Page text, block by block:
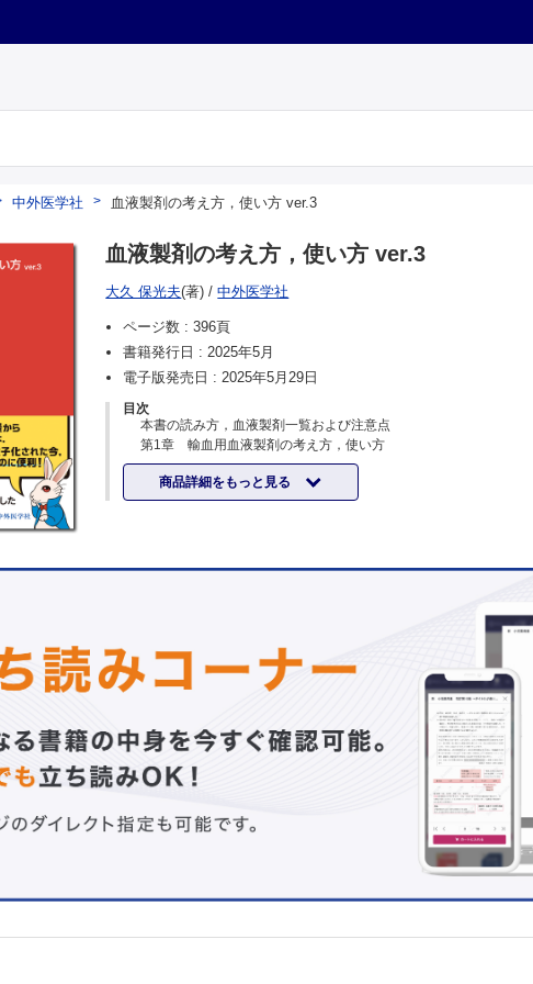
中外医学社 血液製剤の考え方，使い方 ver.3
血液製剤の考え方，使い方 ver.3
大久 保光夫(著) /中外医学社
ページ数 :396頁
書籍発行日 :2025年5月
電子版発売日 :2025年5月29日
目次
本書の読み方，血液製剤一覧および注意点
第1章 輸血用血液製剤の考え方，使い方
1．赤血球製剤
1-1. そもそも輸血の適応は曖昧（あいまい）じゃないですか！
1-2. 世界に先駆けて日本が克服した輸血副反応とは？
1-9. 赤血球液の投与量は大雑把（おおざっぱ）？
1-10. 大量の出血への対応と危機的出血への対応
1-13. 血液型が変わる場合はあるのか？
1-14. 全血製剤から洗浄赤血球まで，見かけない赤血球製剤
1-15. 赤血球製剤の考え方，使い方のまとめとポイント
2-1. FFP投与指標のプロトロンビン時間とは？
2-5. 新鮮凍結血漿の考え方，使い方のまとめとポイント
3-1. 貴重な血小板製剤，無駄には使えない
商品詳細をもっと見る